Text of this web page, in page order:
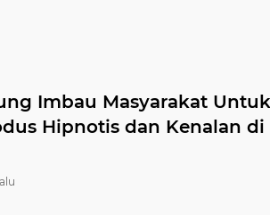
Imbau Masyarakat
Hipnotis dan Kenalan di